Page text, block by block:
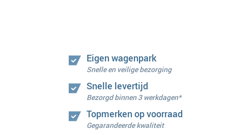
Eigen wagenpark
Snelle en veilige bezorging
Snelle levertijd
Bezorgd binnen 3 werkdagen*
Topmerken op voorraad
Gegarandeerde kwaliteit